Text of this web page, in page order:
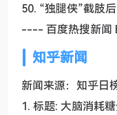
50. “独腿侠”截肢
---- 百度热搜新
知乎新闻
新闻来源：知乎日
1. 标题: 大脑消耗